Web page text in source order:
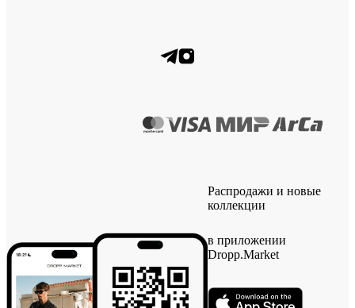
Распродажи и новые
коллекции
в приложении
Dropp.Market